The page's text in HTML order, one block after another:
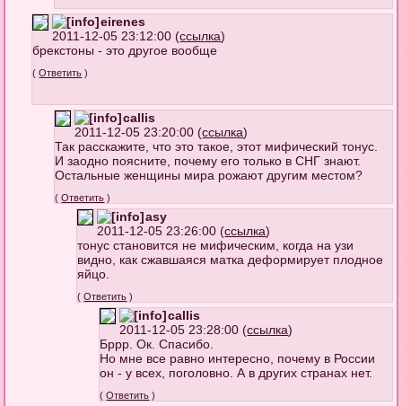
eirenes
2011-12-05 23:12:00 (ссылка)
брекстоны - это другое вообще
(Ответить )
callis
2011-12-05 23:20:00 (ссылка)
Так расскажите, что это такое, этот мифический тонус.
И заодно поясните, почему его только в СНГ знают.
Остальные женщины мира рожают другим местом?
(Ответить )
asy
2011-12-05 23:26:00 (ссылка)
тонус становится не мифическим, когда на узи
видно, как сжавшаяся матка деформирует плодное
яйцо.
(Ответить )
callis
2011-12-05 23:28:00 (ссылка)
Бррр. Ок. Спасибо.
Но мне все равно интересно, почему в России
он - у всех, поголовно. А в других странах нет.
(Ответить )